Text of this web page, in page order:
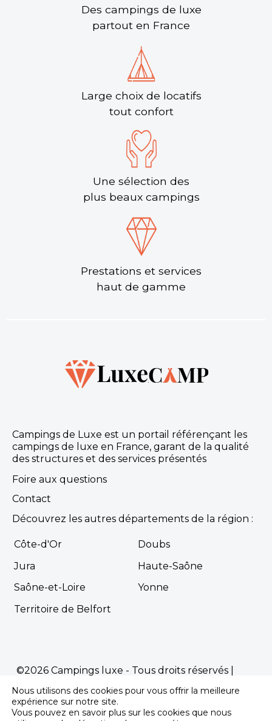
Des campings de luxe
partout en France
Large choix de locatifs
tout confort
Une sélection des
plus beaux campings
Prestations et services
haut de gamme
Campings de Luxe est un portail référençant les
campings de luxe en France, garant de la qualité
des structures et des services présentés
Foire aux questions
Contact
Découvrez les autres départements de la région :
Côte-d'Or
Doubs
Jura
Haute-Saône
Saône-et-Loire
Yonne
Territoire de Belfort
©2026 Campings luxe - Tous droits réservés |
Propulsé parPremière.Page
pour les campings
Nous utilisons des cookies pour vous offrir la meilleure
expérience sur notre site.
Vous pouvez en savoir plus sur les cookies que nous